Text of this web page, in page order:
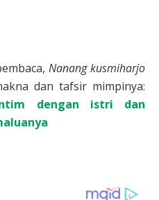
Nanang kusmiharjo
dan tafsir mimpinya:
dengan istri dan